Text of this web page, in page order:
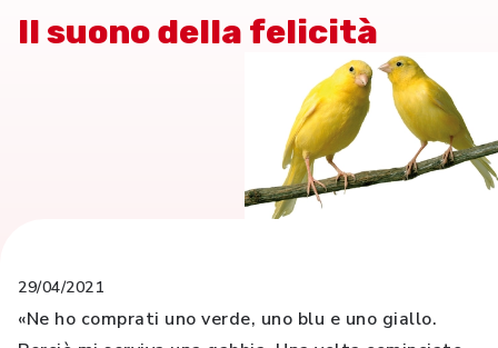
Il suono della felicità
29/04/2021
«Ne ho comprati uno verde, uno blu e uno giallo.